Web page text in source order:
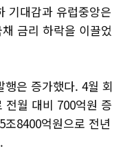
기대감과 유럽중앙은
금리 하락을 이끌었
은 증가했다. 4월 회
전월 대비 700억원 증
8400억원으로 전년